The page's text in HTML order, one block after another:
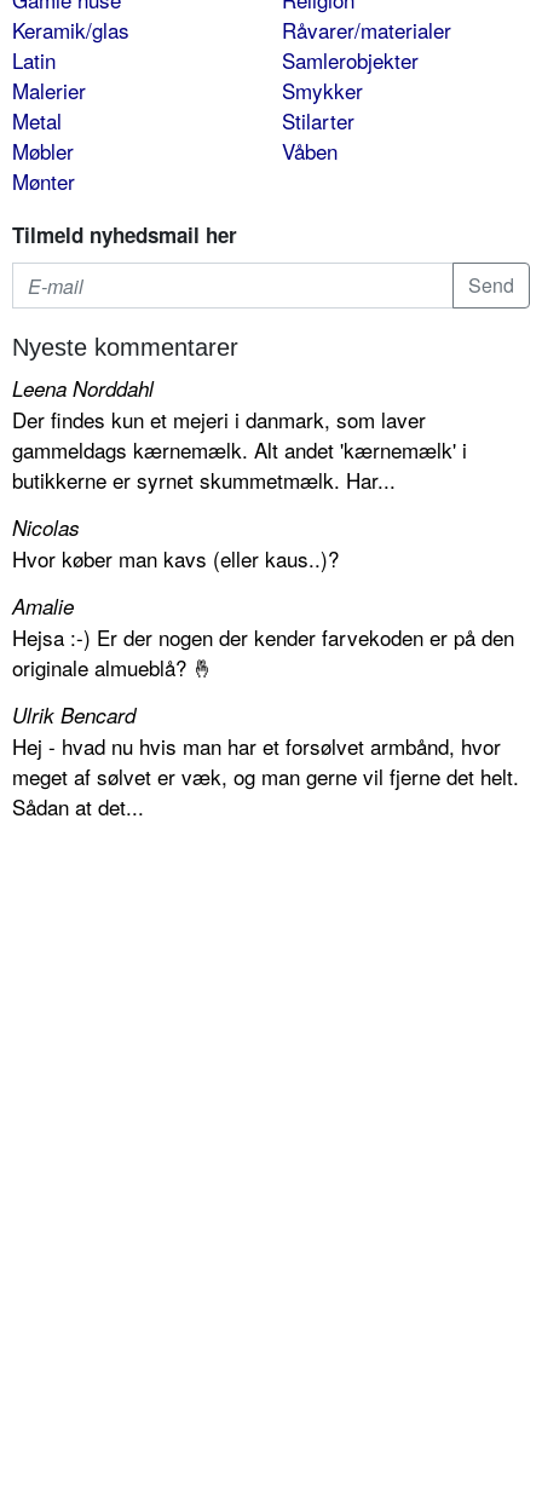
Keramik/glas
Latin
Malerier
Metal
Møbler
Mønter
Råvarer/materialer
Samlerobjekter
Smykker
Stilarter
Våben
Tilmeld nyhedsmail her
Nyeste kommentarer
Leena Norddahl
Der findes kun et mejeri i danmark, som laver
gammeldags kærnemælk. Alt andet 'kærnemælk' i
butikkerne er syrnet skummetmælk. Har...
Nicolas
Hvor køber man kavs (eller kaus..)?
Amalie
Hejsa :-) Er der nogen der kender farvekoden er på den
originale almueblå? 🤞
Ulrik Bencard
Hej - hvad nu hvis man har et forsølvet armbånd, hvor
meget af sølvet er væk, og man gerne vil fjerne det helt.
Sådan at det...